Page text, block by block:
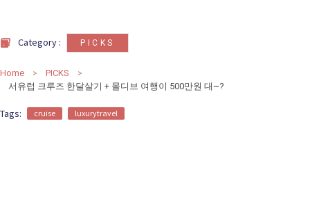
Category : PICKS
Home
PICKS
서유럽 크루즈 한달살기 + 몰디브 여행이 500만원 대~?
Tags: cruise luxurytravel